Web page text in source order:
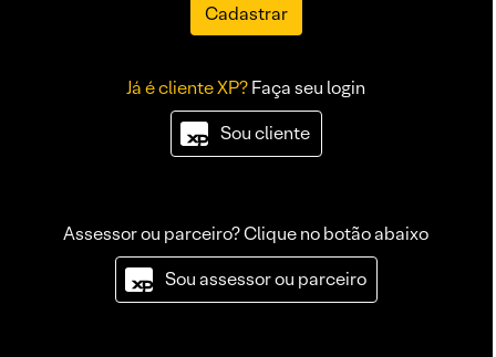
Cadastrar
Já é cliente XP?Faça seu login
Sou cliente
Assessor ou parceiro? Clique no botão abaixo
Sou assessor ou parceiro